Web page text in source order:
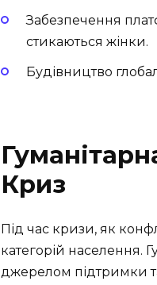
Забезпечення
стикаються жінки.
Будівництво
Криз
Під час кризи, як
категорій населення.
джерелом підтримки